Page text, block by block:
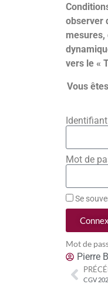
observer
vers le «
Vous
Mot de
Se
Mot de
Pierre